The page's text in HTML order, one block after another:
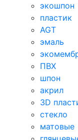
экошпон
пластик
AGT
эмаль
ПВХ
шпон
акрил
3D
стекло
матовые